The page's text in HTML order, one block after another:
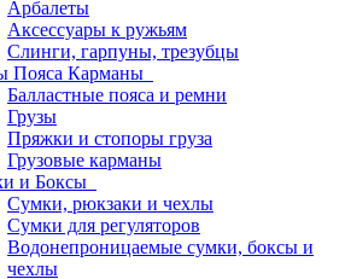
Арбалеты
Аксессуары к ружьям
Слинги, гарпуны, трезубцы
Пояса Карманы
Балластные пояса и ремни
Грузы
Пряжки и стопоры груза
Грузовые карманы
и Боксы
Сумки, рюкзаки и чехлы
Сумки для регуляторов
Водонепроницаемые сумки, боксы и
чехлы